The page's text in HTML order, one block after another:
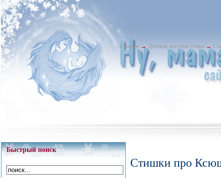
Главная → Детские веселые стихи →
Быстрый поиск
Стишки про